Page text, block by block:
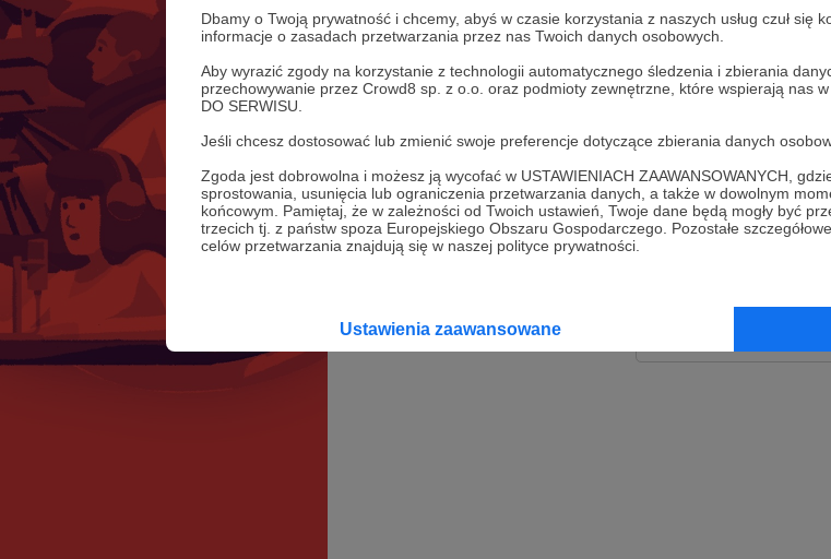
Dbamy o Twoją prywatność i chcemy, abyś w czasie korzystania z naszych usług czuł
informacje o zasadach przetwarzania przez nas Twoich danych osobowych.
Aby wyrazić zgody na korzystanie z technologii automatycznego śledzenia i zbierania
przechowywanie przez Crowd8 sp. z o.o. oraz podmioty zewnętrzne, które wspierają nas
DO SERWISU.
Jeśli chcesz dostosować lub zmienić swoje preferencje dotyczące zbierania danych
Zgoda jest dobrowolna i możesz ją wycofać w USTAWIENIACH ZAAWANSOWANYCH,
sprostowania, usunięcia lub ograniczenia przetwarzania danych, a także w dowolnym
końcowym. Pamiętaj, że w zależności od Twoich ustawień, Twoje dane będą mogły być
trzecich tj. z państw spoza Europejskiego Obszaru Gospodarczego. Pozostałe
celów przetwarzania znajdują się w naszej polityce prywatności.
Ustawienia zaawansowane
Zapamiętaj mnie